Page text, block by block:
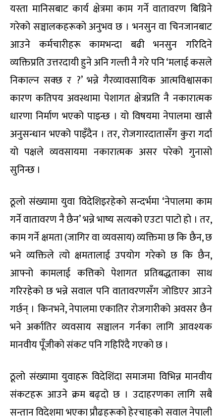
यस्ता मानिसबाट कार्य क्षेत्रमा काम गर्ने वातावरण बिग्रिने
गरेको सञ्चालकहरूको अनुभव छ । भनसुन वा चिनजानबाट
आउने कर्मचारीहरू कामभन्दा बढी भनसुन गरिदिने
व्यक्तिप्रति उत्तरदायी हुने अनि गल्ती नै गरे पनि ‘मलाई कसले
निकाल्न सक्छ र ?’ भन्ने गैरव्यावसायिक आत्मविश्वासका
कारण कतिपय अवस्थामा पेशागत क्षेत्रप्रति नै नकारात्मक
धारणा निर्माण भएको पाइन्छ । यो विषयमा नेपालमा खासै
अनुसन्धान भएको पाइँदैन । तर, रोजगारदातासँग कुरा गर्दा
यो पक्षले व्यवसायमा नकारात्मक असर परेको गुनासो
सुनिन्छ ।
ठूलो संख्यामा युवा विदेशिइरहेको सन्दर्भमा ‘नेपालमा काम
गर्ने वातावरण नै छैन’ भन्ने भाष्य सत्यको एउटा पाटो हो । तर,
काम गर्ने क्षमता (जागिर वा व्यवसाय) व्यक्तिमा छ कि छैन, छ
भने व्यक्तिले त्यो क्षमतालाई उपयोग गरेको छ कि छैन,
आफ्नो कामलाई कत्तिको पेशागत प्रतिबद्धताका साथ
गरिरहेको छ भन्ने सवाल पनि वातावरणसँग जोडिएर आउने
गर्छन् । किनभने, नेपालमा एकातिर रोजगारीको अवसर छैन
भने अर्कातिर व्यवसाय सञ्चालन गर्नका लागि आवश्यक
मानवीय पूँजीको संकट पनि गहिरिंदै गएको छ ।
ठूलो संख्यामा युवाहरू विदेशिंदा समाजमा विभिन्न मानवीय
संकटहरू आउने क्रम बढ्दो छ । उदाहरणका लागि सबै
सन्तान विदेशमा भएका प्रौढहरूको हेरचाहको सवाल नेपाली